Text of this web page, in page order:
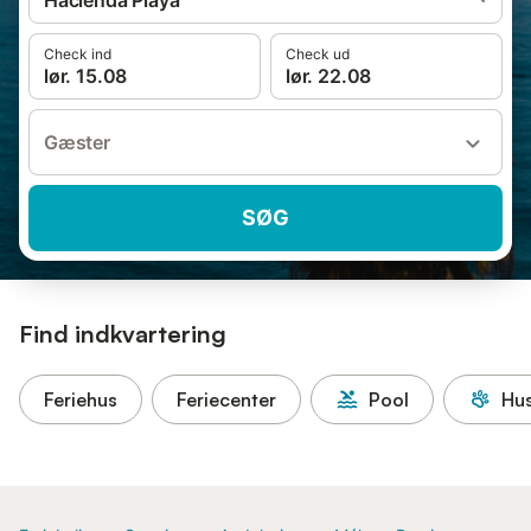
Check ind
lør. 15.08
Check ud
lør. 22.08
Gæster
SØG
Find indkvartering
Feriehus Feriecenter Pool